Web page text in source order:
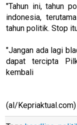
"Tahun ini, tahun
indonesia,
tahun politik. Stop
"Jangan ada lagi
dapat tercipta
kembali
(al/Kepriaktual.com)